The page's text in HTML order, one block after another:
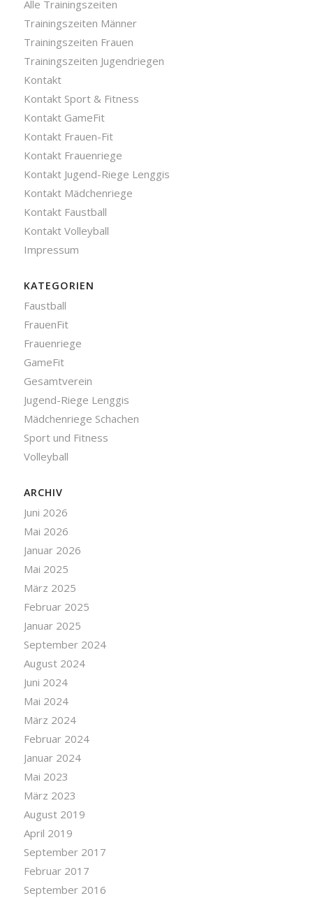
Alle Trainingszeiten
Trainingszeiten Männer
Trainingszeiten Frauen
Trainingszeiten Jugendriegen
Kontakt
Kontakt Sport & Fitness
Kontakt GameFit
Kontakt Frauen-Fit
Kontakt Frauenriege
Kontakt Jugend-Riege Lenggis
Kontakt Mädchenriege
Kontakt Faustball
Kontakt Volleyball
Impressum
KATEGORIEN
Faustball
FrauenFit
Frauenriege
GameFit
Gesamtverein
Jugend-Riege Lenggis
Mädchenriege Schachen
Sport und Fitness
Volleyball
ARCHIV
Juni 2026
Mai 2026
Januar 2026
Mai 2025
März 2025
Februar 2025
Januar 2025
September 2024
August 2024
Juni 2024
Mai 2024
März 2024
Februar 2024
Januar 2024
Mai 2023
März 2023
August 2019
April 2019
September 2017
Februar 2017
September 2016